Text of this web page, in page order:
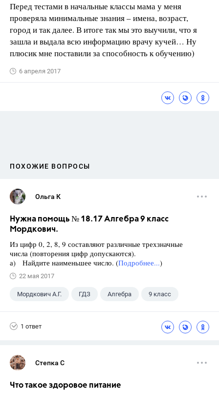
Перед тестами в начальные классы мама у меня
проверяла минимальные знания – имена, возраст,
город и так далее. В итоге так мы это выучили, что я
зашла и выдала всю информацию врачу кучей… Ну
плюсик мне поставили за способность к обучению)
6 апреля 2017
ПОХОЖИЕ ВОПРОСЫ
Ольга К
Нужна помощь № 18.17 Алгебра 9 класс
Мордкович.
Из цифр 0, 2, 8, 9 составляют различные трехзначные
числа (повторения цифр допускаются).
а) Найдите наименьшее число. (Подробнее...)
22 мая 2017
Мордкович А.Г. ГДЗ Алгебра 9 класс
1 ответ
Степка С
Что такое здоровое питание